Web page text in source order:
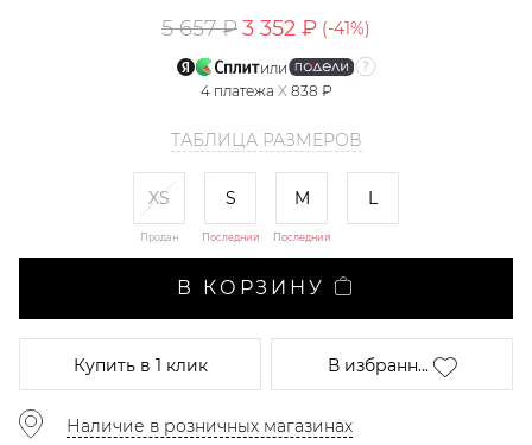
5 657 ₽3 352 ₽ (-41%)
или
4 платежа X 838 ₽
ТАБЛИЦА РАЗМЕРОВ
XS
Продан
S
Последний
M
Последний
L
В КОРЗИНУ
Купитьв 1 клик В избранн...
Наличие в розничных магазинах